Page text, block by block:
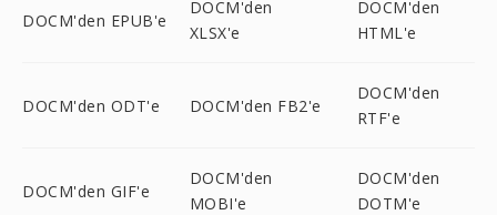
DOCM'den EPUB'e
DOCM'den
XLSX'e
DOCM'den
HTML'e
DOCM'den ODT'e DOCM'den FB2'e
DOCM'den
RTF'e
DOCM'den GIF'e
DOCM'den
MOBI'e
DOCM'den
DOTM'e